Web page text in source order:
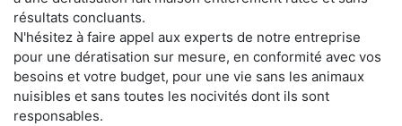
résultats concluants.
N'hésitez à faire appel aux experts de notre entreprise
pour une dératisation sur mesure, en conformité avec vos
besoins et votre budget, pour une vie sans les animaux
nuisibles et sans toutes les nocivités dont ils sont
responsables.